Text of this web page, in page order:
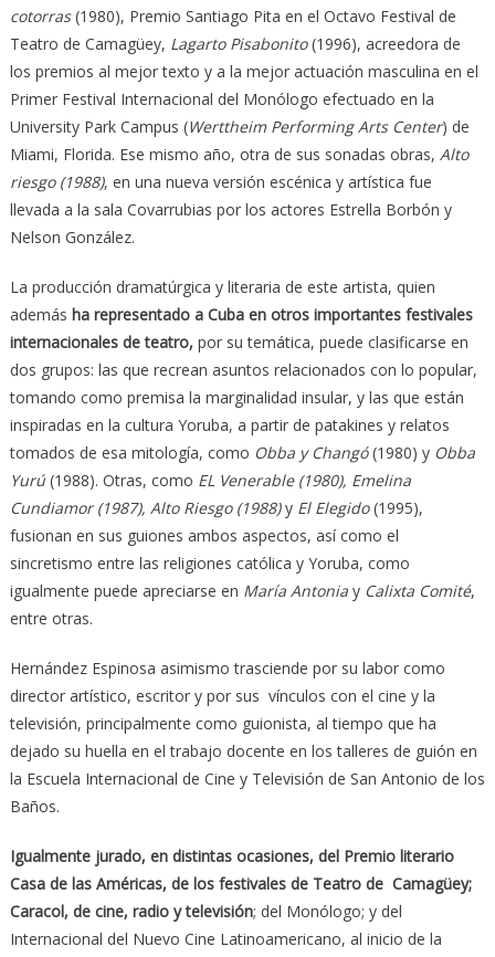
cotorras(1980), Premio Santiago Pita en el Octavo Festival de
Teatro de Camagüey, Lagarto Pisabonito(1996), acreedora de
los premios al mejor texto y a la mejor actuación masculina en el
Primer Festival Internacional del Monólogo efectuado en la
University Park Campus (Werttheim Performing Arts Center) de
Miami, Florida. Ese mismo año, otra de sus sonadas obras, Alto
riesgo (1988), en una nueva versión escénica y artística fue
llevada a la sala Covarrubias por los actores Estrella Borbón y
Nelson González.
La producción dramatúrgica y literaria de este artista, quien
además ha representado a Cuba en otros importantes festivales
internacionales de teatro, por su temática, puede clasificarse en
dos grupos: las que recrean asuntos relacionados con lo popular,
tomando como premisa la marginalidad insular, y las que están
inspiradas en la cultura Yoruba, a partir de patakines y relatos
tomados de esa mitología, como Obba y Changó(1980) y Obba
Yurú(1988). Otras, como EL Venerable (1980), Emelina
Cundiamor (1987), Alto Riesgo (1988)y El Elegido(1995),
fusionan en sus guiones ambos aspectos, así como el
sincretismo entre las religiones católica y Yoruba, como
igualmente puede apreciarse en María Antoniay Calixta Comité,
entre otras.
Hernández Espinosa asimismo trasciende por su labor como
director artístico, escritor y por sus vínculos con el cine y la
televisión, principalmente como guionista, al tiempo que ha
dejado su huella en el trabajo docente en los talleres de guión en
la Escuela Internacional de Cine y Televisión de San Antonio de los
Baños.
Igualmente jurado, en distintas ocasiones, del Premio literario
Casa de las Américas, de los festivales de Teatro de Camagüey;
Caracol, de cine, radio y televisión; del Monólogo; y del
Internacional del Nuevo Cine Latinoamericano, al inicio de la